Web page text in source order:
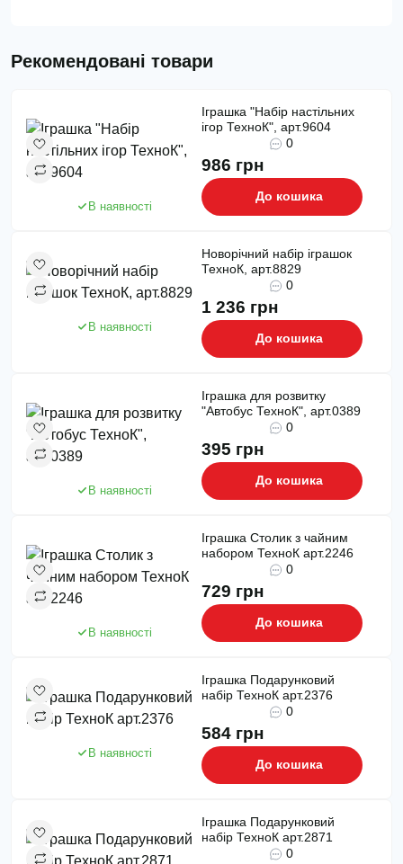
Рекомендовані товари
В наявності
Іграшка "Набір настільних
ігор ТехноК", арт.9604
0
986 грн
До кошика
В наявності
Новорічний набір іграшок
ТехноК, арт.8829
0
1 236 грн
До кошика
В наявності
Іграшка для розвитку
"Автобус ТехноК", арт.0389
0
395 грн
До кошика
В наявності
Іграшка Столик з чайним
набором ТехноК арт.2246
0
729 грн
До кошика
В наявності
Іграшка Подарунковий
набір ТехноК арт.2376
0
584 грн
До кошика
Іграшка Подарунковий
набір ТехноК арт.2871
0